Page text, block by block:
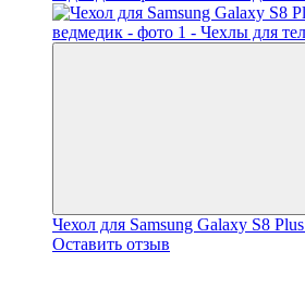
Чехол для Samsung Galaxy S8
Оставить отзыв